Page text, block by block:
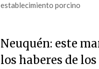
establecimiento porcino
Neuquén: este
los haberes de